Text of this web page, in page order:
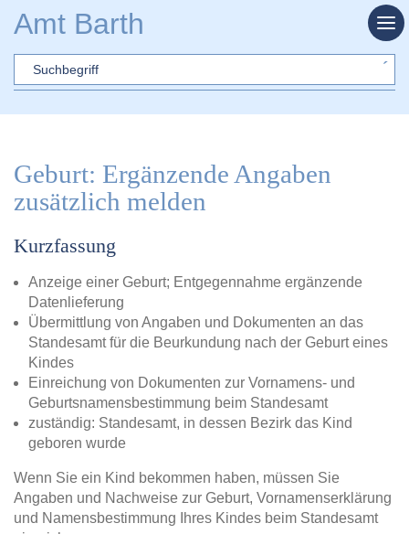
Amt Barth
Sword
Geburt: Ergänzende Angaben
zusätzlich melden
Kurzfassung
Anzeige einer Geburt; Entgegennahme ergänzende
Datenlieferung
Übermittlung von Angaben und Dokumenten an das
Standesamt für die Beurkundung nach der Geburt eines
Kindes
Einreichung von Dokumenten zur Vornamens- und
Geburtsnamensbestimmung beim Standesamt
zuständig: Standesamt, in dessen Bezirk das Kind
geboren wurde
Wenn Sie ein Kind bekommen haben, müssen Sie
Angaben und Nachweise zur Geburt, Vornamenserklärung
und Namensbestimmung Ihres Kindes beim Standesamt